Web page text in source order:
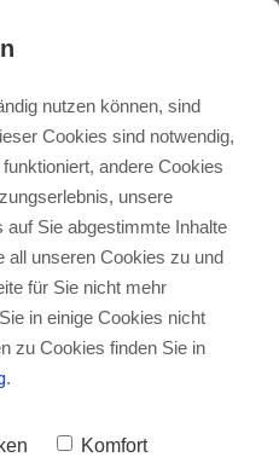
Hürden, die
Start hat, sind
nutzen können, sind
Cookies sind notwendig,
andere Cookies
unsere
auf Sie abgestimmte Inhalte
all unseren Cookies zu und
für Sie nicht mehr
in einige Cookies nicht
zu Cookies finden Sie in
.
Komfort